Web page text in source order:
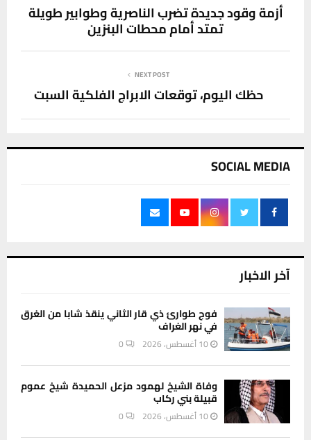
أزمة وقود جديدة تضرب الناصرية وطوابير طويلة
تمتد أمام محطات البنزين
NEXT POST
حظك اليوم، توقعات الابراج الفلكية السبت
SOCIAL MEDIA
آخر الاخبار
فوج طوارئ ذي قار الثاني ينقذ شابا من الغرق
في نهر الغراف
10 أغسطس، 2026 0
وفاة الشيخ لهمود مزعل الحميدة شيخ عموم
قبيلة بني ركاب
10 أغسطس، 2026 0